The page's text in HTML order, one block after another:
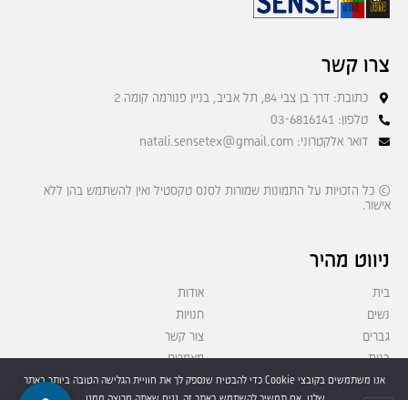
צרו קשר
כתובת: דרך בן צבי 84, תל אביב, בניין פנורמה קומה 2
טלפון: 03-6816141
דואר אלקטרוני: natali.sensetex@gmail.com
© כל הזכויות על התמונות שמורות לסנס טקסטיל ואין להשתמש בהן ללא
אישור.
ניווט מהיר
בית
נשים
גברים
בנות
בנים
אודות
חנויות
צור קשר
מאמרים
מדיניות פרטיות
אנו משתמשים בקובצי Cookie כדי להבטיח שנספק לך את חוויית הגלישה הטובה ביותר באתר